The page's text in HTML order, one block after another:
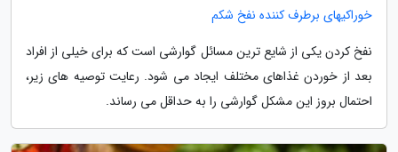
خوراکیهای برطرف کننده نفخ شکم
نفخ کردن یکی از شایع ترین مسائل گوارشی است که برای خیلی از افراد
بعد از خوردن غذاهای مختلف ایجاد می شود. رعایت توصیه های زیر،
احتمال بروز این مشکل گوارشی را به حداقل می رساند.